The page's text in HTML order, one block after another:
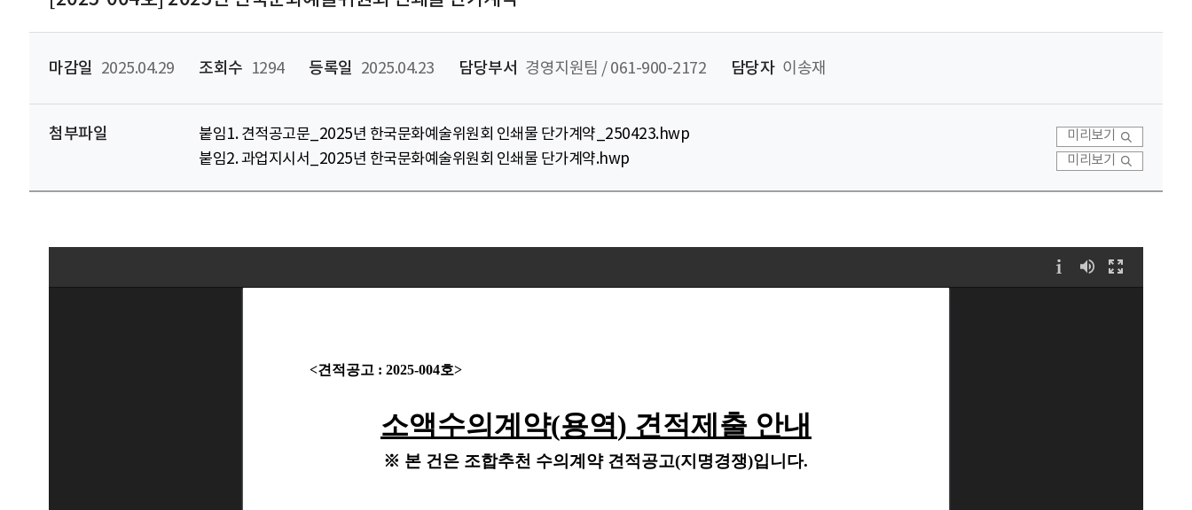
마감일 2025.04.29 조회수 1294 등록일 2025.04.23 담당부서 경영지원팀 / 061-900-2172 담당자 이송재
첨부파일 붙임1. 견적공고문_2025년 한국문화예술위원회 인쇄물 단가계약_250423.hwp 미리보기
붙임2. 과업지시서_2025년 한국문화예술위원회 인쇄물 단가계약.hwp 미리보기